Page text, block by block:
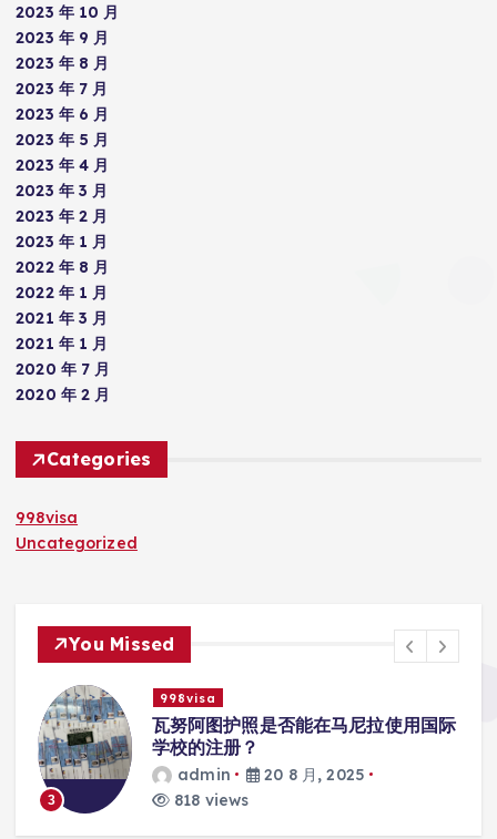
2023 年 10 月
2023 年 9 月
2023 年 8 月
2023 年 7 月
2023 年 6 月
2023 年 5 月
2023 年 4 月
2023 年 3 月
2023 年 2 月
2023 年 1 月
2022 年 8 月
2022 年 1 月
2021 年 3 月
2021 年 1 月
2020 年 7 月
2020 年 2 月
Categories
998visa
Uncategorized
You Missed
3
998visa
瓦努阿图护照是否能在马尼拉使用国际
学校的注册？
admin
20 8 月, 2025
818 views